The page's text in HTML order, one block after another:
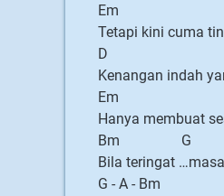
Em
Tetapi kini cuma
D
Kenangan indah
Em
Hanya membuat
Bm G
Bila teringat
G - A - Bm